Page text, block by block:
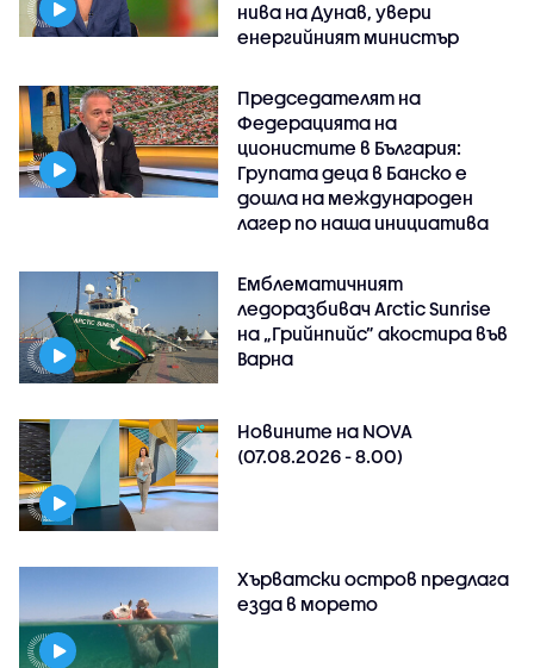
нива на Дунав, увери
енергийният министър
Председателят на
Федерацията на
ционистите в България:
Групата деца в Банско е
дошла на международен
лагер по наша инициатива
Емблематичният
ледоразбивач Arctic Sunrise
на „Грийнпийс” акостира във
Варна
Новините на NOVA
(07.08.2026 - 8.00)
Хърватски остров предлага
езда в морето